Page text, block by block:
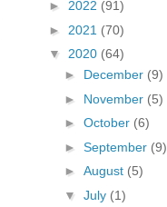
► 2022 (91)
► 2021 (70)
▼ 2020 (64)
► December (9)
► November (5)
► October (6)
► September (9)
► August (5)
▼ July (1)